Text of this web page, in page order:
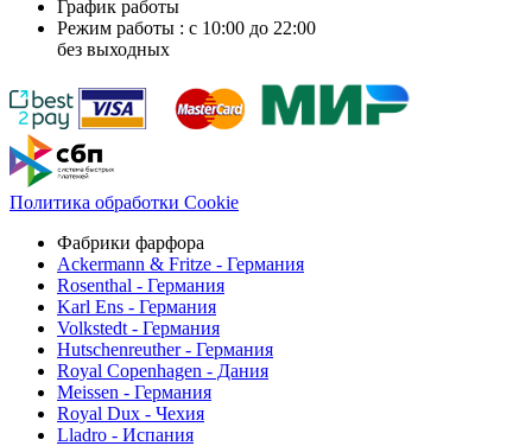
График работы
Режим работы : с 10:00 до 22:00
без выходных
Политика обработки Cookie
Фабрики фарфора
Ackermann & Fritze - Германия
Rosenthal - Германия
Karl Ens - Германия
Volkstedt - Германия
Hutschenreuther - Германия
Royal Copenhagen - Дания
Meissen - Германия
Royal Dux - Чехия
Lladro - Испания